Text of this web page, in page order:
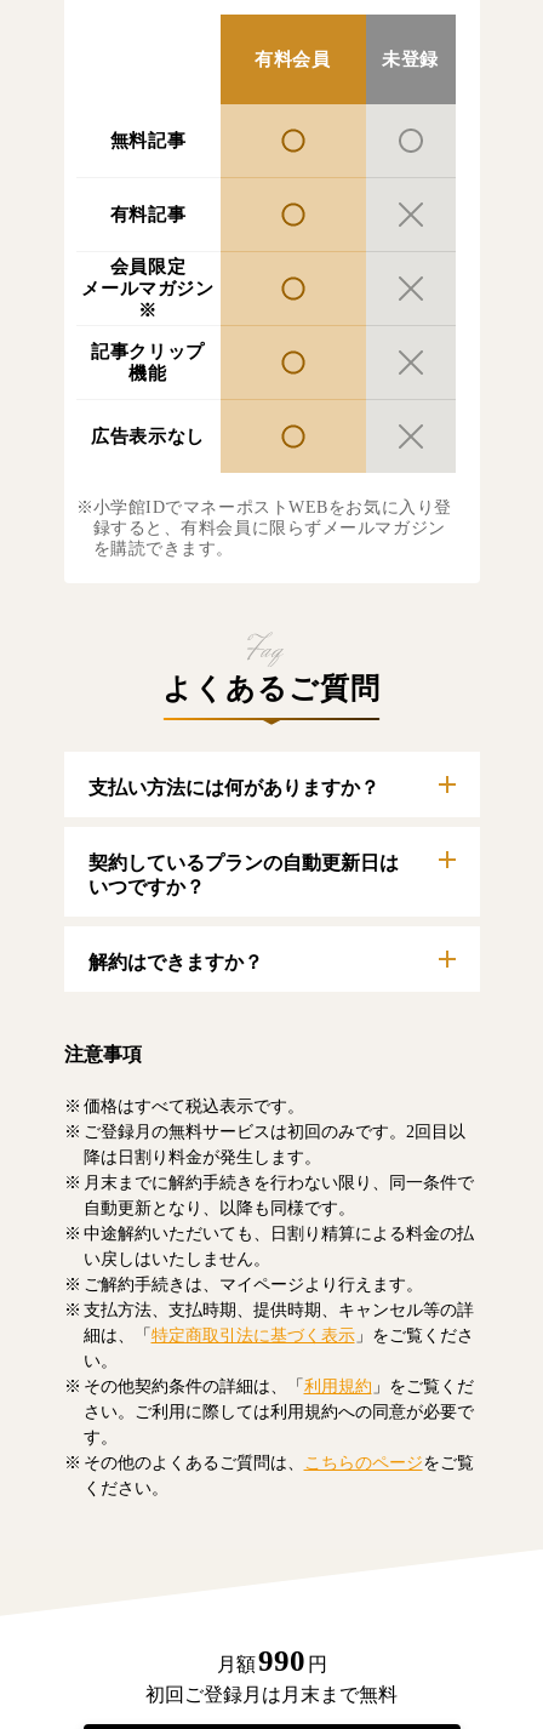
有料会員 未登録
無料記事
有料記事
会員限定
メールマガジン
※
記事クリップ
機能
広告表示なし
小学館IDでマネーポストWEBをお気に入り登
録すると、有料会員に限らずメールマガジン
を購読できます。
よくあるご質問
支払い方法には何がありますか？
す。
【クレジットカード】
契約しているプランの自動更新日は
いつですか？
ンのご利用期間は、マイページにてご確認い
解約はできますか？
事をお読みいただけます。なお、日割り清算
注意事項
価格はすべて税込表示です。
ご登録月の無料サービスは初回のみです。2回目以
降は日割り料金が発生します。
月末までに解約手続きを行わない限り、同一条件で
自動更新となり、以降も同様です。
中途解約いただいても、日割り精算による料金の払
い戻しはいたしません。
ご解約手続きは、マイページより行えます。
支払方法、支払時期、提供時期、キャンセル等の詳
細は、「特定商取引法に基づく表示」をご覧くださ
い。
その他契約条件の詳細は、「利用規約 」をご覧くだ
さい。ご利用に際しては利用規約への同意が必要で
す。
その他のよくあるご質問は、
こちらのページをご覧
ください。
月額990 円
初回ご登録月は月末まで無料